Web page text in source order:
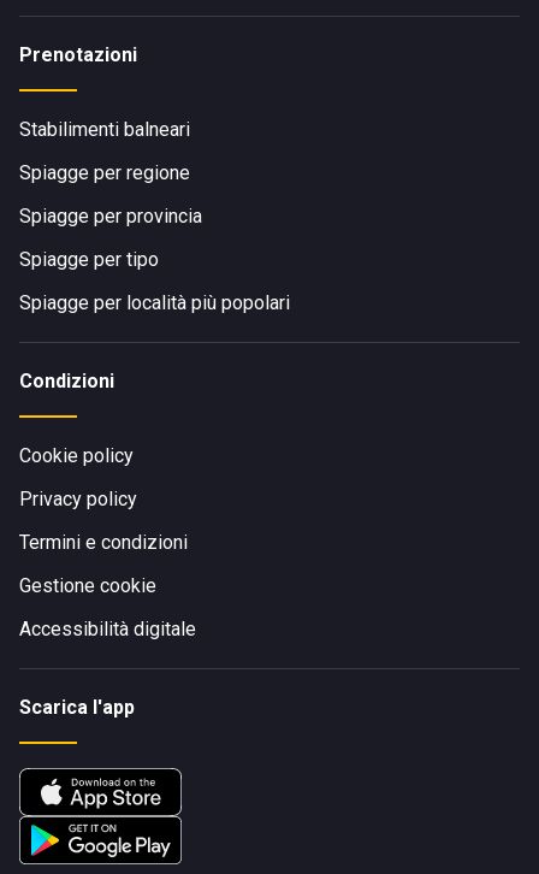
Prenotazioni
Stabilimenti balneari
Spiagge per regione
Spiagge per provincia
Spiagge per tipo
Spiagge per località più popolari
Condizioni
Cookie policy
Privacy policy
Termini e condizioni
Gestione cookie
Accessibilità digitale
Scarica l'app